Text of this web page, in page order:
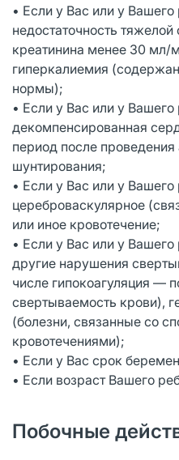
• Если у Вас или у
недостаточность
креатинина менее 30 мл/
гиперкалиемия
нормы);
• Если у Вас или у Вашего
декомпенсированная
период после
шунтирования;
• Если у Вас или у Вашего
цереброваскулярное
или иное кровотечение;
• Если у Вас или у
другие нарушения
числе гипокоагуляция —
свертываемость крови),
(болезни, связанные со
кровотечениями);
• Если у Вас срок
• Если возраст Вашего
Побочные